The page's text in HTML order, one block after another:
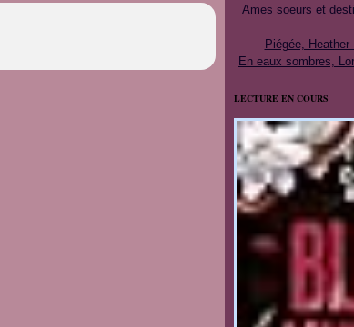
Ames soeurs et
Piégée, Heather
En eaux sombres,
LECTURE EN COURS